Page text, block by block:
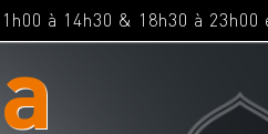
à 14h30 & 18h30 à 23h00